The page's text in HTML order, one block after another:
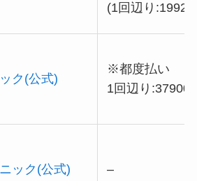
(1回辺り
ク(公式)
※都度払い
1回辺り:37900
ック(公式) –